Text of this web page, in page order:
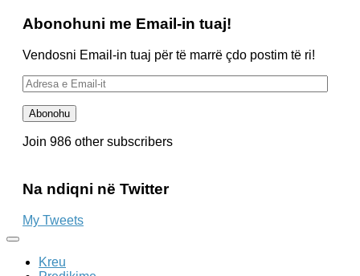
Abonohuni me Email-in tuaj!
Vendosni Email-in tuaj për të marrë çdo postim të ri!
Adresa
e
Email-
it
Abonohu
Join 986 other subscribers
Na ndiqni në Twitter
My Tweets
Kreu